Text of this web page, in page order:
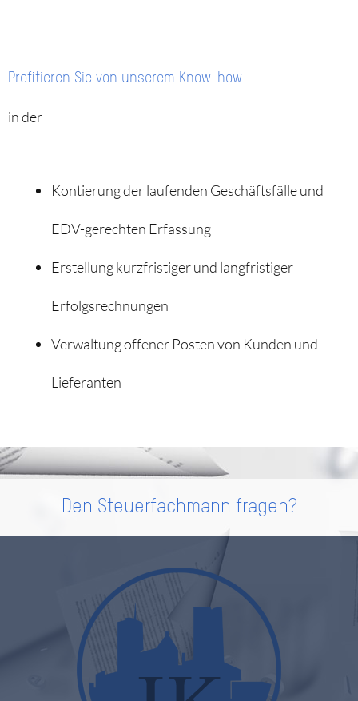
Profitieren Sie von unserem Know-how
in der
Kontierung der laufenden Geschäftsfälle und
EDV-gerechten Erfassung
Erstellung kurzfristiger und langfristiger
Erfolgsrechnungen
Verwaltung offener Posten von Kunden und
Lieferanten
Den Steuerfachmann fragen?